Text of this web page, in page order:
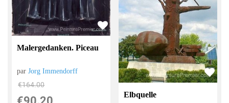
Malergedanken. Piceau
parJorg Immendorff
€164.00
Elbquelle